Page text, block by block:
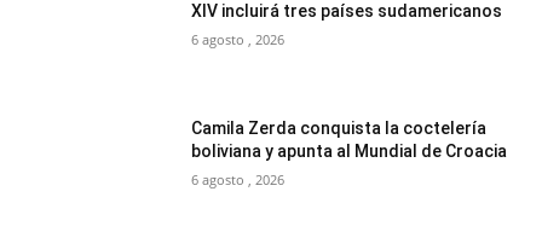
XIV incluirá tres países sudamericanos
6 agosto , 2026
Camila Zerda conquista la coctelería
boliviana y apunta al Mundial de Croacia
6 agosto , 2026